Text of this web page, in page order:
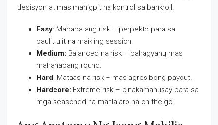
desisyon at mas mahigpit na kontrol sa bankroll.
Easy: Mababa ang risk – perpekto para sa
paulit‑ulit na maikling session.
Medium: Balanced na risk – bahagyang mas
mahahabang round.
Hard: Mataas na risk – mas agresibong payout.
Hardcore: Extreme risk – pinakamahusay para sa
mga seasoned na manlalaro na on the go.